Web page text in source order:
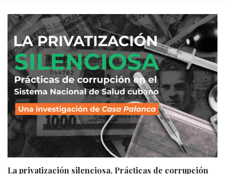
La privatización silenciosa. Prácticas de corrupción